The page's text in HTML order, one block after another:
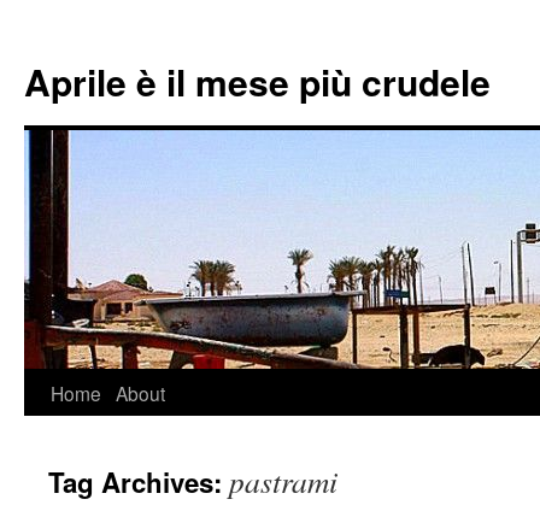
Aprile è il mese più crudele
Skip
content
Home About
Tag Archives: pastrami